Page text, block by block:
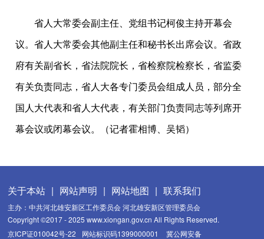
省人大常委会副主任、党组书记柯俊主持开幕会
议。省人大常委会其他副主任和秘书长出席会议。省政
府有关副省长，省法院院长，省检察院检察长，省监委
有关负责同志，省人大各专门委员会组成人员，部分全
国人大代表和省人大代表，有关部门负责同志等列席开
幕会议或闭幕会议。（记者霍相博、吴韬）
关于本站 | 网站声明 | 网站地图 | 联系我们
主办：中共河北雄安新区工作委员会 河北雄安新区管理委员会
Copyright ©2017 - 2025 www.xiongan.gov.cn All Rights Reserved.
京ICP证010042号-22
网站标识码1399000001 冀公网安备